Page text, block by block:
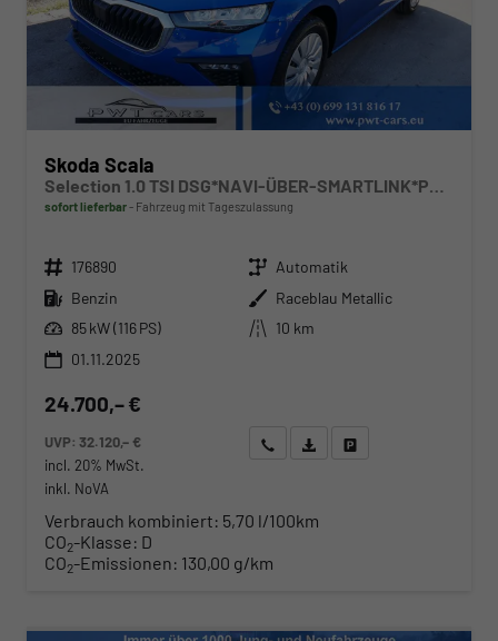
Skoda Scala
sofort lieferbar Fahrzeug mit Tageszulassung
Fahrzeugnr. 176890 Getriebe Automatik
Kraftstoff Benzin Außenfarbe Raceblau Metallic
Leistung 85 kW (116 PS) Kilometerstand
10 km
01.11.2025
24.700,– €
UVP:32.120,– €
incl. 20% MwSt.
inkl. NoVA
Wir rufen Sie anAngebot drucken (PDF)
Verbrauch kombiniert: 5,70 l/100km
CO2-Klasse: D
CO2-Emissionen: 130,00 g/km